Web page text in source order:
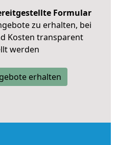
Formular
zu erhalten, bei
Kosten transparent
werden
erhalten